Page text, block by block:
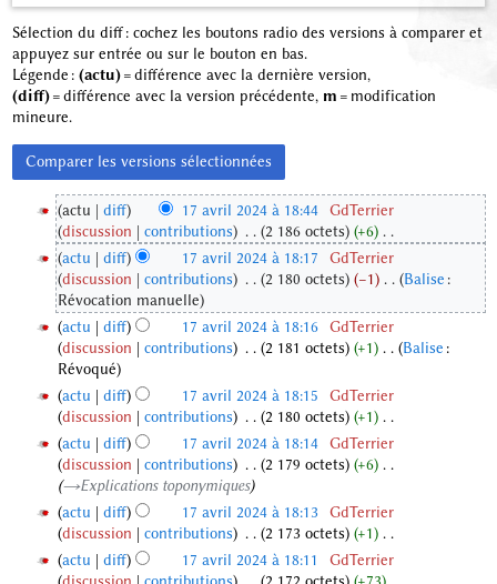
Sélection du diff : cochez les boutons radio des versions à comparer et
appuyez sur entrée ou sur le bouton en bas.
Légende : (actu)= différence avec la dernière version,
(diff)= différence avec la version précédente, m = modification
mineure.
actu diff 17 avril 2024 à 18:44‎ GdTerrier
discussion
contributions 2 186 octets +6 ‎
A
u
c
u
n
r
é
s
u
m
é
d
e
s
m
o
actu diff 17 avril 2024 à 18:17
GdTerrier
discussion
contributions 2 180 octets −1 ‎
A
u
c
u
r
é
s
u
m
é
d
e
s
Balise :
Révocation manuelle
actu
diff 17 avril 2024 à 18:16‎ GdTerrier
discussion
contributions 2 181 octets +1 ‎
A
u
c
n
r
é
s
u
m
é
Balise :
Révoqué
actu
diff 17 avril 2024 à 18:15
GdTerrier
discussion
contributions 2 180 octets +1 ‎
A
u
c
n
r
é
actu diff 17 avril 2024 à 18:14‎ GdTerrier
discussion
contributions 2 179 octets +6 ‎
→‎Explications toponymiques
actu
diff 17 avril 2024 à 18:13
GdTerrier
discussion
contributions 2 173 octets +1 ‎
A
u
actu diff 17 avril 2024 à 18:11
GdTerrier